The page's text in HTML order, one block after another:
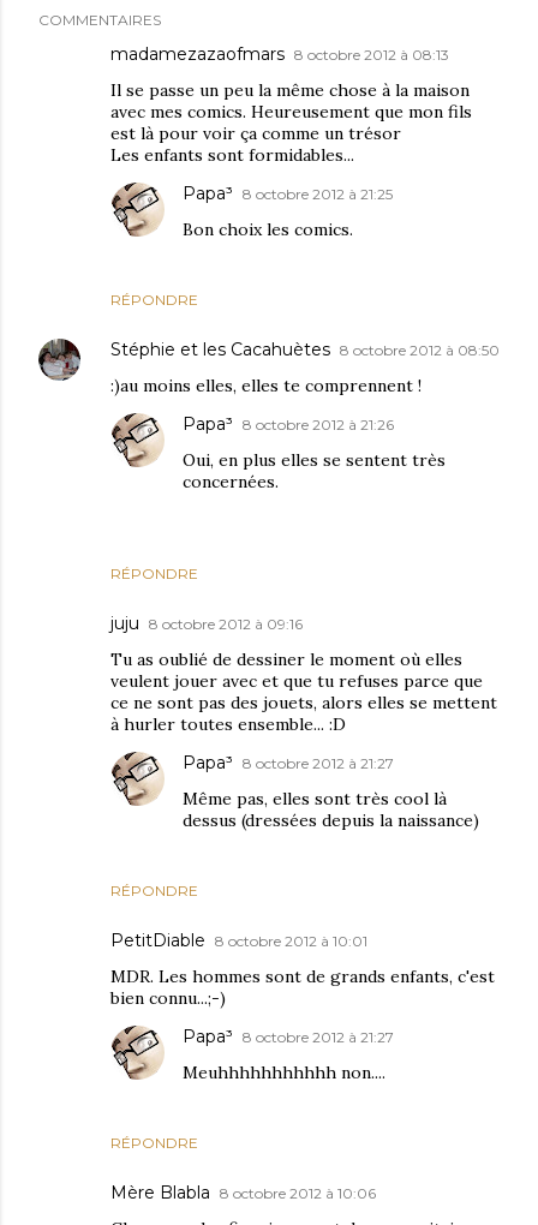
COMMENTAIRES
madamezazaofmars 8 octobre 2012 à 08:13
Il se passe un peu la même chose à la maison
avec mes comics. Heureusement que mon fils
est là pour voir ça comme un trésor
Les enfants sont formidables...
RÉPONDRE
Papa³ 8 octobre 2012 à 21:25
Bon choix les comics.
Stéphie et les Cacahuètes 8 octobre 2012 à 08:50
:)au moins elles, elles te comprennent !
RÉPONDRE
Papa³ 8 octobre 2012 à 21:26
Oui, en plus elles se sentent très
concernées.
juju 8 octobre 2012 à 09:16
Tu as oublié de dessiner le moment où elles
veulent jouer avec et que tu refuses parce que
ce ne sont pas des jouets, alors elles se mettent
à hurler toutes ensemble... :D
RÉPONDRE
Papa³ 8 octobre 2012 à 21:27
Même pas, elles sont très cool là
dessus (dressées depuis la naissance)
PetitDiable 8 octobre 2012 à 10:01
MDR. Les hommes sont de grands enfants, c'est
bien connu...;-)
RÉPONDRE
Papa³ 8 octobre 2012 à 21:27
Meuhhhhhhhhhhh non....
Mère Blabla 8 octobre 2012 à 10:06